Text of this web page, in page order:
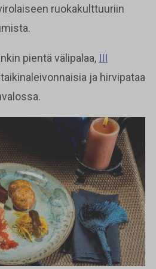
ruokakulttuuriin
pientä välipalaa, III
ja hirvipataa